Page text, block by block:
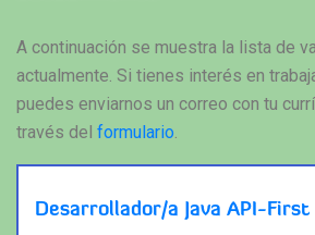
A continuación se muestra la lista de
actualmente. Si tienes interés en
puedes enviarnos un correo con tu
través del formulario.
Desarrollador/a Java API-First